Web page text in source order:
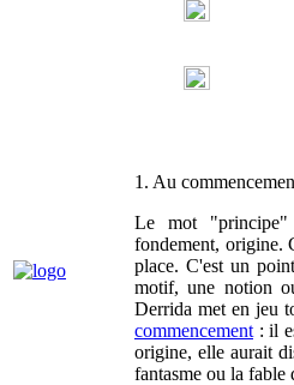
1. Au
Le mot
fondement, origine.
place. C'est un
motif, une notion
Derrida met en jeu
commencement : il
origine, elle aurait
fantasme ou la fable